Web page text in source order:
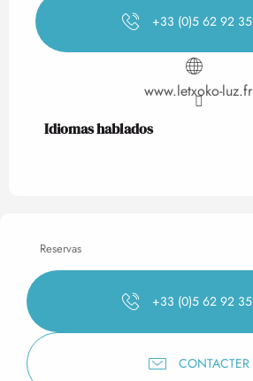
+33 (0)5 62 92 35
www.letxoko-luz.fr
Idiomas hablados
Idiomas hablados
Reservas
+33 (0)5 62 92 35
CONTACTER